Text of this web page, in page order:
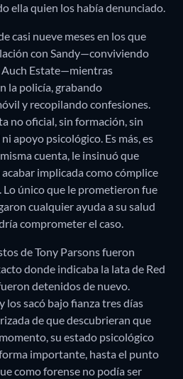
ella quien los había denunciado.
casi nueve meses en los que
con Sandy—conviviendo
Auch Estate—mientras
la policía, grabando
y recopilando confesiones.
no oficial, sin formación, sin
apoyo psicológico. Es más, es
cuenta, le insinuó que
implicada como cómplice
Lo único que le prometieron fue
cualquier ayuda a su salud
comprometer el caso.
de Tony Parsons fueron
donde indicaba la lata de Red
detenidos de nuevo.
los sacó bajo fianza tres días
de que descubrieran que
su estado psicológico
importante, hasta el punto
como forense no podía ser